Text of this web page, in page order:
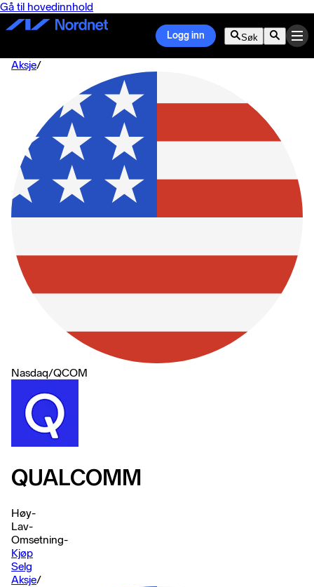
Gå til hovedinnhold
Logg inn Søk
Aksje/
Nasdaq/QCOM
QUALCOMM
Høy-
Lav-
Omsetning-
Kjøp
Selg
Aksje/